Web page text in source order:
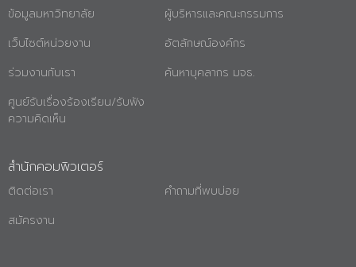
ข้อมูลมหาวิทยาลัย
ผู้บริหารและคณะกรรมการ
เว็บไซต์หน่วยงาน
อัตลักษณ์องค์กร
ร่วมงานกับเรา
ค้นหาบุคลากร มจธ.
ศูนย์รับเรื่องร้องเรียน/รับฟัง
ความคิดเห็น
สำนักคอมพิวเตอร์
ติดต่อเรา
คำถามที่พบบ่อย
สมัครงาน